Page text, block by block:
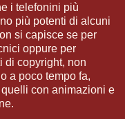
i telefonini più
più potenti di alcuni
si capisce se per
oppure per
di copyright, non
a poco tempo fa,
con animazioni e